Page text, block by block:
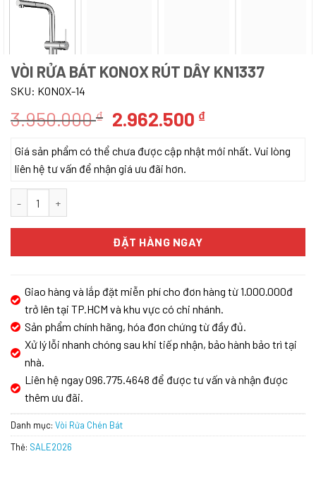
VÒI RỬA BÁT KONOX RÚT DÂY KN1337
SKU: KONOX-14
3.950.000₫ Giá
là:
3.950.000 ₫.
2.962.500 ₫Giá
tại
Giá sản phẩm có thể chưa được cập nhật mới nhất. Vui lòng
liên hệ tư vấn để nhận giá ưu đãi hơn.
ĐẶT HÀNG NGAY
Giao hàng và lắp đặt miễn phí cho đơn hàng từ 1.000.000đ
trở lên tại TP.HCM và khu vực có chi nhánh.
Sản phẩm chính hãng, hóa đơn chứng từ đầy đủ.
Xử lý lỗi nhanh chóng sau khi tiếp nhận, bảo hành bảo trì tại
nhà.
Liên hệ ngay 096.775.4648 để được tư vấn và nhận được
thêm ưu đãi.
Danh mục: Vòi Rửa Chén Bát
Thẻ: SALE2026